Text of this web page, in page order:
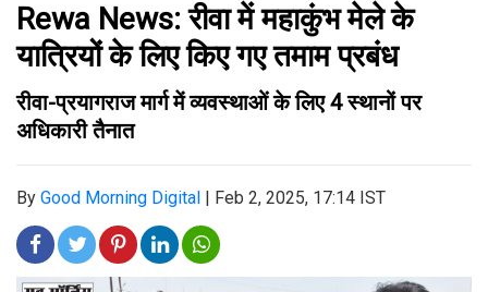
Rewa News: रीवा में महाकुंभ मेले के
यात्रियों के लिए किए गए तमाम प्रबंध
रीवा-प्रयागराज मार्ग में व्यवस्थाओं के लिए 4 स्थानों पर
अधिकारी तैनात
By Good Morning Digital | Feb 2, 2025, 17:14 IST